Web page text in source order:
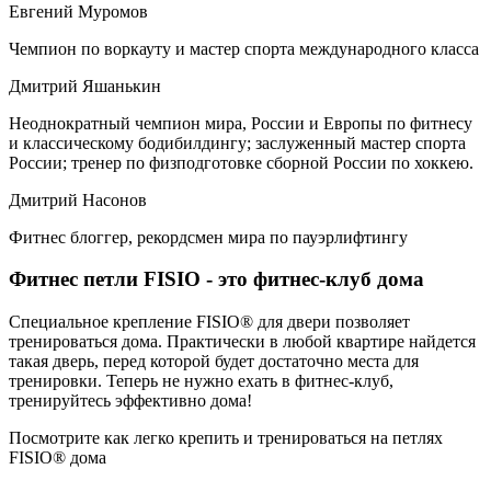
Евгений Муромов
Чемпион по воркауту и мастер спорта международного класса
Дмитрий Яшанькин
Неоднократный чемпион мира, России и Европы по фитнесу
и классическому бодибилдингу; заслуженный мастер спорта
России; тренер по физподготовке сборной России по хоккею.
Дмитрий Насонов
Фитнес блоггер, рекордсмен мира по пауэрлифтингу
Фитнес петли FISIO - это фитнес-клуб дома
Специальное крепление FISIO® для двери позволяет
тренироваться дома. Практически в любой квартире найдется
такая дверь, перед которой будет достаточно места для
тренировки. Теперь не нужно ехать в фитнес-клуб,
тренируйтесь эффективно дома!
Посмотрите как легко крепить и тренироваться на петлях
FISIO® дома